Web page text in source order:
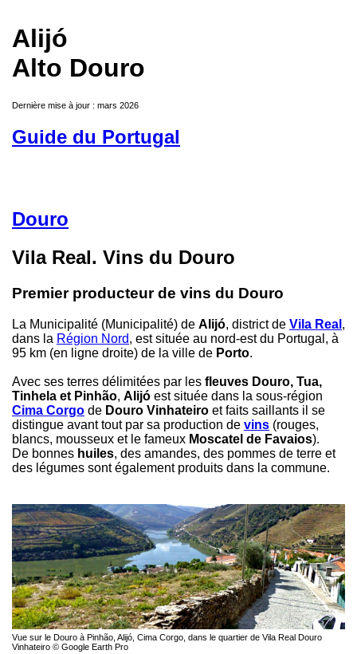
Alijó
Alto Douro
Dernière mise à jour : mars 2026
Guide du Portugal
Douro
Vila Real. Vins du Douro
Premier producteur de vins du Douro
La Municipalité (Municipalité) de Alijó, district de Vila Real ,
dans la Région Nord, est située au nord-est du Portugal, à
95 km (en ligne droite) de la ville de Porto.
Avec ses terres délimitées par les fleuves Douro, Tua,
Tinhela et Pinhão, Alijó est située dans la sous-région
Cima Corgo de Douro Vinhateiro et faits saillants il se
distingue avant tout par sa production de vins (rouges,
blancs, mousseux et le fameux Moscatel de Favaios).
De bonnes huiles, des amandes, des pommes de terre et
des légumes sont également produits dans la commune.
Vue sur le Douro à Pinhão, Alijó, Cima Corgo, dans le quartier de Vila Real Douro
Vinhateiro © Google Earth Pro